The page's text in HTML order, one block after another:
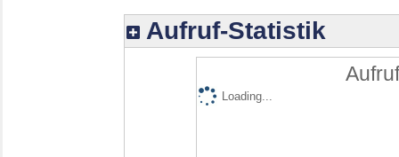
Aufruf-Statistik
Loading...